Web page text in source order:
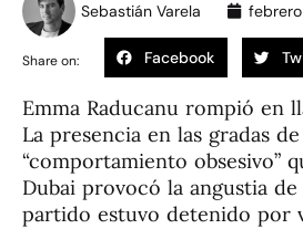
Sebastián Varela
Share on: Facebook
Emma Raducanu rompió en
La presencia en las gradas
“comportamiento obsesivo”
Dubai provocó la angustia de
partido estuvo detenido por